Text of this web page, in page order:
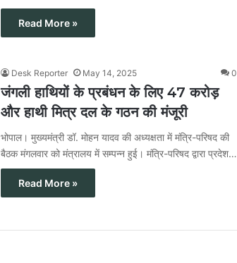
Read More »
Desk Reporter May 14, 2025 0
जंगली हाथियों के प्रबंधन के लिए 47 करोड़
और हाथी मित्र दल के गठन की मंजूरी
भोपाल। मुख्यमंत्री डॉ. मोहन यादव की अध्यक्षता में मंत्रि-परिषद की
बैठक मंगलवार को मंत्रालय में सम्पन्न हुई। मंत्रि-परिषद द्वारा प्रदेश…
Read More »